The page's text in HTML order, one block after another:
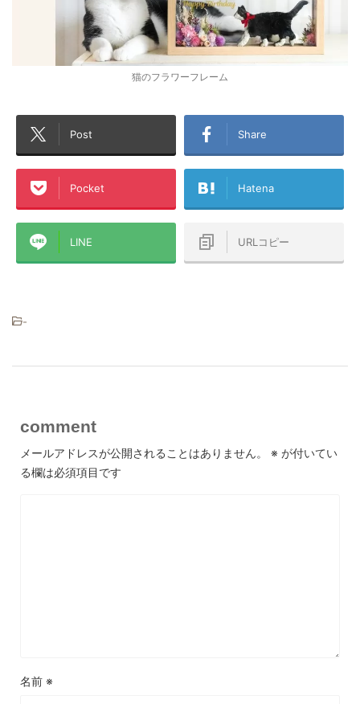
猫のフラワーフレーム
Post Share
Pocket Hatena
LINE URLコピー
-
comment
メールアドレスが公開されることはありません。 ※ が付いてい
る欄は必須項目です
名前 ※